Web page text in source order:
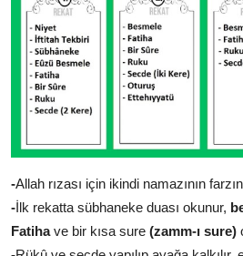
-Allah rızası için ikindi namazının
-İlk rekatta sübhaneke duası okunur,
Fatihave bir kısa sure (zamm-ı sure)